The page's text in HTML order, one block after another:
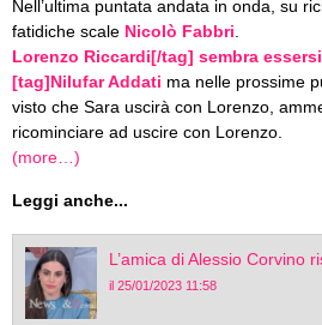
Nell’ultima puntata andata in onda, su
fatidiche scale Nicolò Fabbri.
Lorenzo Riccardi[/tag] sembra
[tag]Nilufar Addati ma nelle prossime
visto che Sara uscirà con Lorenzo,
ricominciare ad uscire con Lorenzo.
(more…)
Leggi anche...
L’amica di Alessio Corvino
il 25/01/2023 11:58